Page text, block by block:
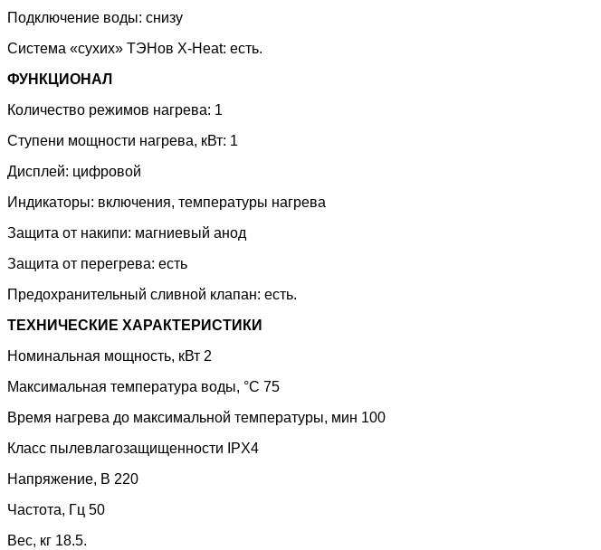
Подключение воды: снизу
Система «сухих» ТЭНов X-Heat: есть.
ФУНКЦИОНАЛ
Количество режимов нагрева: 1
Ступени мощности нагрева, кВт: 1
Дисплей: цифровой
Индикаторы: включения, температуры нагрева
Защита от накипи: магниевый анод
Защита от перегрева: есть
Предохранительный сливной клапан: есть.
ТЕХНИЧЕСКИЕ ХАРАКТЕРИСТИКИ
Номинальная мощность, кВт 2
Максимальная температура воды, °С 75
Время нагрева до максимальной температуры, мин 100
Класс пылевлагозащищенности IPX4
Напряжение, В 220
Частота, Гц 50
Вес, кг 18.5.